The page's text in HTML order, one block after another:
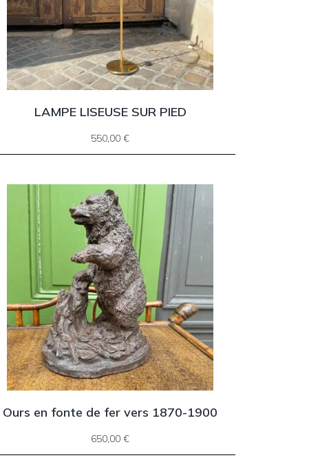
LAMPE LISEUSE SUR PIED
550,00€
Ours en fonte de fer vers 1870-1900
650,00€